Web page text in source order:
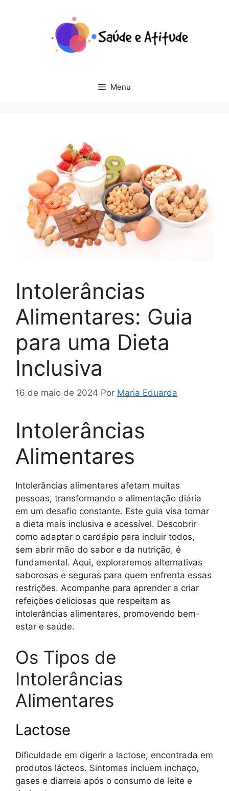
Menu
Intolerâncias
Alimentares: Guia
para uma Dieta
Inclusiva
16 de maio de 2024 Por Maria Eduarda
Intolerâncias
Alimentares
Intolerâncias alimentares afetam muitas
pessoas, transformando a alimentação diária
em um desafio constante. Este guia visa tornar
a dieta mais inclusiva e acessível. Descobrir
como adaptar o cardápio para incluir todos,
sem abrir mão do sabor e da nutrição, é
fundamental. Aqui, exploraremos alternativas
saborosas e seguras para quem enfrenta essas
restrições. Acompanhe para aprender a criar
refeições deliciosas que respeitam as
intolerâncias alimentares, promovendo bem-
estar e saúde.
Os Tipos de
Intolerâncias
Alimentares
Lactose
Dificuldade em digerir a lactose, encontrada em
produtos lácteos. Sintomas incluem inchaço,
gases e diarreia após o consumo de leite e